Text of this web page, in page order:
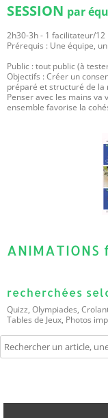
SESSION par
2h30-3h - 1 facilitateur/12
Prérequis : Une équipe,
Public : tout public (à
Objectifs : Créer un
préparé et structuré de la
Penser avec les mains
ensemble favorise la
recherchées
Quizz, Olympiades,
Tables de Jeux, Photos